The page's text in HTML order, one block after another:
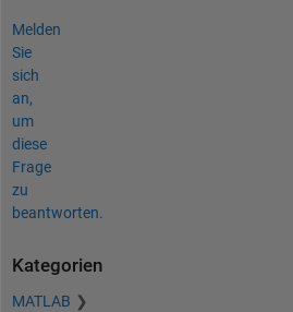
Melden
Sie
sich
an,
um
diese
Frage
zu
beantworten.
Kategorien
MATLAB